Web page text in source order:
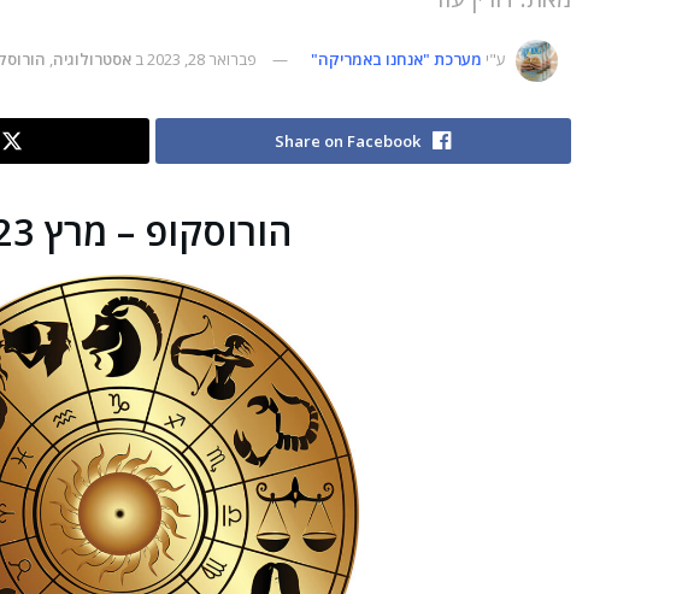
ע"י מערכת "אנחנו באמריקה" פברואר 28, 2023 ב אסטרולוגיה,
Share on Facebook
הורוסקופ – מרץ 2023